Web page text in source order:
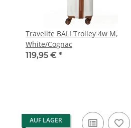
Travelite BALI Trolley 4w M,
White/Cognac
119,95 € *
AUF LAGER